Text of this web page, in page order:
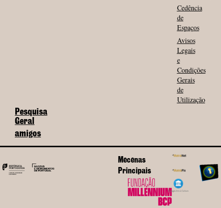
Cedência
de
Espaços
Avisos
Legais
e
Condições
Gerais
de
Utilização
Pesquisa
Geral
amigos
Mecenas
Principais